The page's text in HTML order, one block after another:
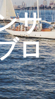
サ
ロ